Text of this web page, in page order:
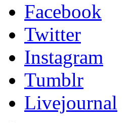
Facebook
Twitter
Instagram
Tumblr
Livejournal